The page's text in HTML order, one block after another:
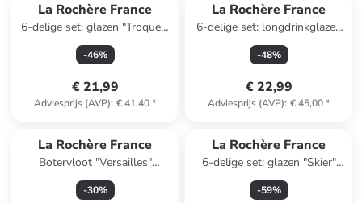
La Rochère France
6-delige set: glazen "Troquet"
transparant - 230 ml
-46%
€ 21,99
Adviesprijs (AVP): € 41,40*
La Rochère France
6-delige set: longdrinkglazen
"Verone" transparant - 340 ml
-48%
€ 22,99
Adviesprijs (AVP): € 45,00*
La Rochère France
Botervloot "Versailles"
transparant - (H)6,5 cm x Ø
4,5 cm
-30%
La Rochère France
6-delige set: glazen "Skier"
grijs - 260 ml
-59%